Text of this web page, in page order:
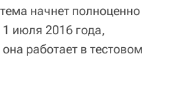
начнет полноценно
июля 2016 года,
работает в тестовом